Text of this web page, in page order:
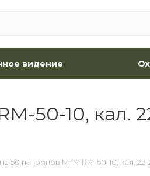
видение
50-10, кал.
50 патронов MTM RM-50-10, кал.